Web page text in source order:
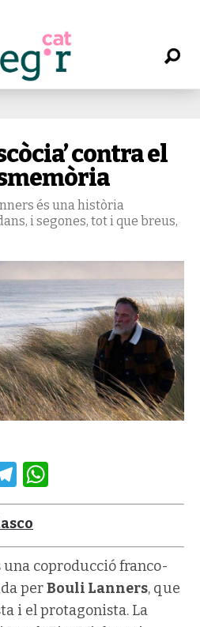
contra el
és una història
i segones, tot i que breus,
Telegram
una coproducció franco-
perBouli Lanners, que
i el protagonista. La